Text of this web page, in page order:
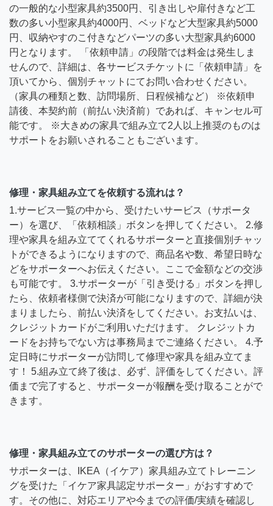
の一般的な小型家具約3500円、引き出しや扉付きなど工
数の多い小型家具約4000円、ベッドなど大型家具約5000
円、収納やすのこ付きなどパーツの多い大型家具約6000
円となります。 「依頼申請」の段階では料金は発生しま
せんので、詳細は、各サービスチケットに「依頼申請」を
頂いてから、個別チャットにてお問い合わせください。
（家具の種類と数、訪問場所、日程候補など） ※依頼申
請後、本契約前（前払い決済前）であれば、キャンセル可
能です。 ※大きめの家具で組み立て2人以上推奨のものは
サポートをお願いされることもございます。
修理・家具組み立てを依頼する流れは？
1.サービス一覧の中から、受けたいサービス（サポータ
ー）を選び、「依頼相談」ボタンを押してください。 2.修
理や家具を組み立ててくれるサポーターと直接個別チャッ
トができるようになりますので、商品名や数、希望日時な
どをサポーターへお伝えください。ここで金額などの交渉
も可能です。 3.サポーターが「引き受ける」ボタンを押し
たら、依頼者様側で決済が可能になりますので、詳細が決
まりましたら、前払い決済をしてください。お支払いは、
クレジットカードがご利用いただけます。 クレジットカ
ードをお持ちでない方は事務局までご連絡ください。 4.予
定日時にサポーターが訪問して修理や家具を組み立てま
す！ 5.組み立て終了後は、必ず、評価をしてください。評
価まで完了すると、サポーターが報酬を受け取ることがで
きます。
修理・家具組み立てのサポーターの選び方は？
サポーターは、IKEA（イケア）家具組み立てトレーニン
グを受けた「イケア家具認定サポーター」がおすすめで
す。その他に、対応エリアや今までの評価/実績を確認し